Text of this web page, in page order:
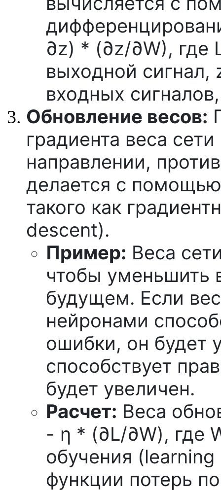
∂z) * (∂z/∂W), где
выходной сигнал,
входных
Обновление весов:
градиента веса
направлении,
делается с
такого как
descent).
Пример: Веса
чтобы уменьшить
будущем. Если
нейронами
ошибки, он будет
способствует
будет увеличен.
Расчет: Веса
- η * (∂L/∂W), где
обучения
функции потерь